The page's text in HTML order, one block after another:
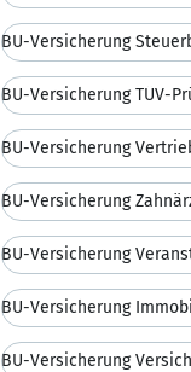
BU-Versicherung
BU-Versicherung TÜV-
BU-Versicherung
BU-Versicherung
BU-Versicherung
BU-Versicherung
BU-Versicherung